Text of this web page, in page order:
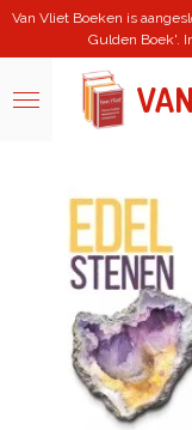
Ga
hoofdinhoud
Van Vliet Boeken is
Gulden Boek'.